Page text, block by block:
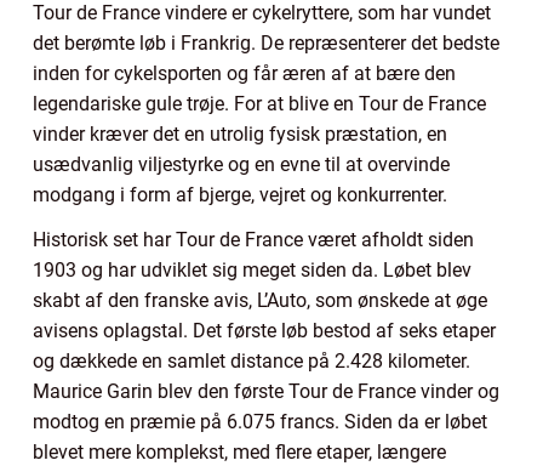
Tour de France vindere er cykelryttere, som har vundet
det berømte løb i Frankrig. De repræsenterer det bedste
inden for cykelsporten og får æren af at bære den
legendariske gule trøje. For at blive en Tour de France
vinder kræver det en utrolig fysisk præstation, en
usædvanlig viljestyrke og en evne til at overvinde
modgang i form af bjerge, vejret og konkurrenter.
Historisk set har Tour de France været afholdt siden
1903 og har udviklet sig meget siden da. Løbet blev
skabt af den franske avis, L’Auto, som ønskede at øge
avisens oplagstal. Det første løb bestod af seks etaper
og dækkede en samlet distance på 2.428 kilometer.
Maurice Garin blev den første Tour de France vinder og
modtog en præmie på 6.075 francs. Siden da er løbet
blevet mere komplekst, med flere etaper, længere